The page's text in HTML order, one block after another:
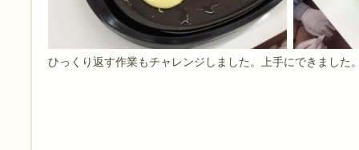
ひっくり返す作業もチャレンジしました。上手にできました